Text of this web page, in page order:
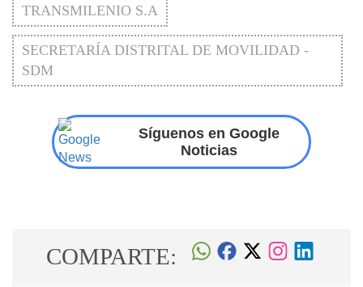
TRANSMILENIO S.A
SECRETARÍA DISTRITAL DE MOVILIDAD -
SDM
Síguenos en Google
Noticias
COMPARTE: